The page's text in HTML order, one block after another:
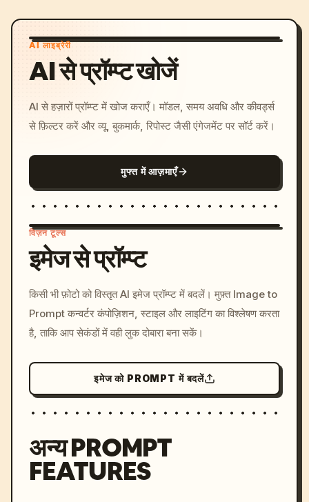
AI लाइब्रेरी
AI से प्रॉम्प्ट खोजें
AI से हज़ारों प्रॉम्प्ट में खोज कराएँ। मॉडल, समय अवधि और कीवर्ड्स
से फ़िल्टर करें और व्यू, बुकमार्क, रिपोस्ट जैसी एंगेजमेंट पर सॉर्ट करें।
मुफ्त में आज़माएँ
c, cyberpunk sunset, neon
colors, 8k --v 6.0
विज़न टूल्स
इमेज से प्रॉम्प्ट
किसी भी फ़ोटो को विस्तृत AI इमेज प्रॉम्प्ट में बदलें। मुफ़्त Image to
Prompt कन्वर्टर कंपोज़िशन, स्टाइल और लाइटिंग का विश्लेषण करता
है, ताकि आप सेकंडों में वही लुक दोबारा बना सकें।
इमेज को PROMPT में बदलें
अन्य PROMPT
FEATURES